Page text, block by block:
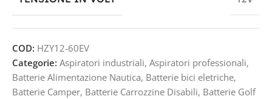
COD: HZY12-60EV
Categorie: Aspiratori industriali, Aspiratori professionali,
Batterie Alimentazione Nautica, Batterie bici eletriche,
Batterie Camper, Batterie Carrozzine Disabili, Batterie Golf